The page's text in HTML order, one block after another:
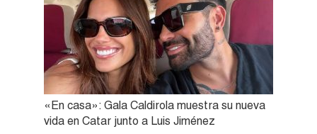
«En casa»: Gala Caldirola muestra su nueva
vida en Catar junto a Luis Jiménez